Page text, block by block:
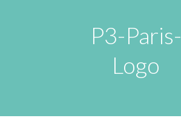
P3-Paris-
Logo